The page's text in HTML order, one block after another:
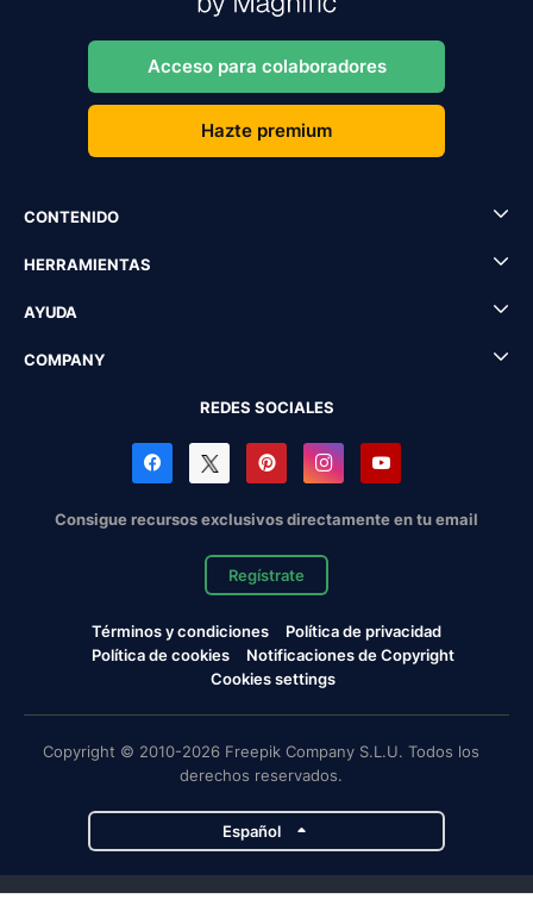
Acceso para colaboradores
Hazte premium
CONTENIDO
HERRAMIENTAS
AYUDA
COMPANY
REDES SOCIALES
Consigue recursos exclusivos directamente en tu email
Regístrate
Términos y condiciones
Política de privacidad
Política de cookies
Notificaciones de Copyright
Cookies settings
Copyright © 2010-2026 Freepik Company S.L.U. Todos los
derechos reservados.
Español